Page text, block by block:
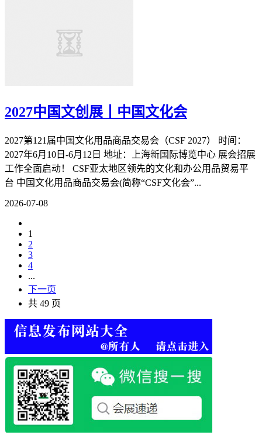
2027中国文创展丨中国文化会
2027第121届中国文化用品商品交易会（CSF 2027） 时间：
2027年6月10日-6月12日 地址：上海新国际博览中心 展会招展
工作全面启动！ CSF亚太地区领先的文化和办公用品贸易平
台 中国文化用品商品交易会(简称“CSF文化会”...
2026-07-08
1
2
3
4
...
下一页
共 49 页